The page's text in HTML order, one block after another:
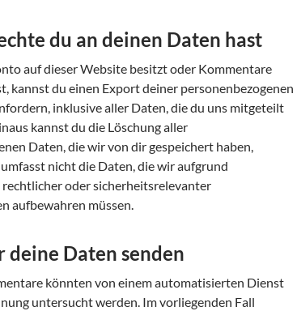
du an deinen Daten hast
auf dieser Website besitzt oder Kommentare
kannst du einen Export deiner personenbezogenen
inklusive aller Daten, die du uns mitgeteilt
kannst du die Löschung aller
Daten, die wir von dir gespeichert haben,
nicht die Daten, die wir aufgrund
oder sicherheitsrelevanter
aufbewahren müssen.
Daten senden
könnten von einem automatisierten Dienst
untersucht werden. Im vorliegenden Fall